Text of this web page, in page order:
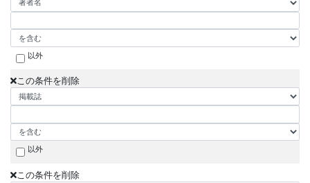
以外
この条件を削除
以外
この条件を削除